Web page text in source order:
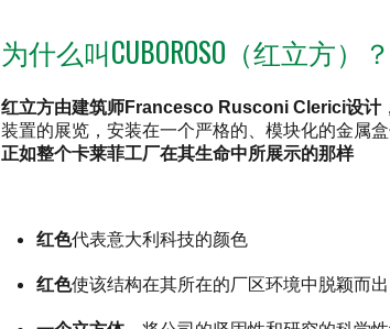
为什么叫CUBOROSO（红立方）？
红立方由建筑师Francesco Rusconi Clerici设计
装置的展览，安装在一个严格的、模块化的金属盒
正如整个卡莱菲工厂在其生命中所展示的那样
红色代表意大利科技的颜色
红色使该结构在其所在的厂区环境中脱颖而出